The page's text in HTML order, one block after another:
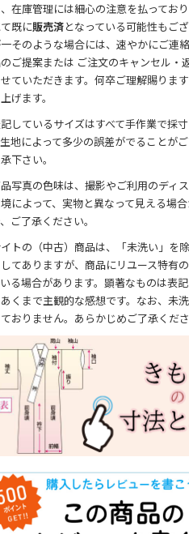
在庫管理には細心の注意を払ってお
既に販売済となっている可能性もござ
そのような場合には、速やかにご連
ご提案または ご注文のキャンセル・
ていただきます。何卒ご理解賜りま
げます。
しているサイズはすべて手作業で採
地によって多少の誤差がでることが
下さい。
写真の色味は、撮影やご利用のディ
によって、実物と異なって見える場
ご了承ください。
トの（中古）商品は、「未洗い」を
てありますが、商品にリユース特有
る場合があります。顕著なものは表
くまで主観的な感想です。なお、未
おりません。あらかじめご了承くださ